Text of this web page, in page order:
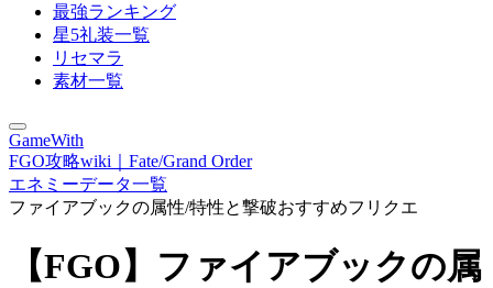
最強ランキング
星5礼装一覧
リセマラ
素材一覧
GameWith
FGO攻略wiki｜Fate/Grand Order
エネミーデータ一覧
ファイアブックの属性/特性と撃破おすすめフリクエ
【FGO】ファイアブックの属